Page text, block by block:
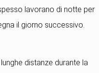
lavorano di notte per
il giorno successivo.
distanze durante la